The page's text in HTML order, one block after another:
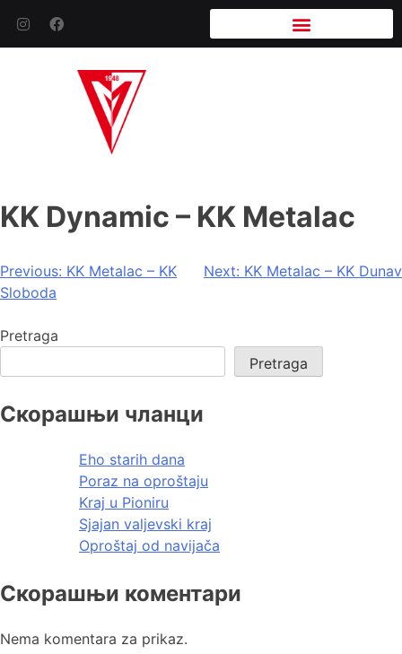
KK Dynamic – KK Metalac
Previous: KK Metalac – KK
Sloboda
Next: KK Metalac – KK Dunav
Pretraga
Pretraga
Скорашњи чланци
Eho starih dana
Poraz na oproštaju
Kraj u Pioniru
Sjajan valjevski kraj
Oproštaj od navijača
Скорашњи коментари
Nema komentara za prikaz.